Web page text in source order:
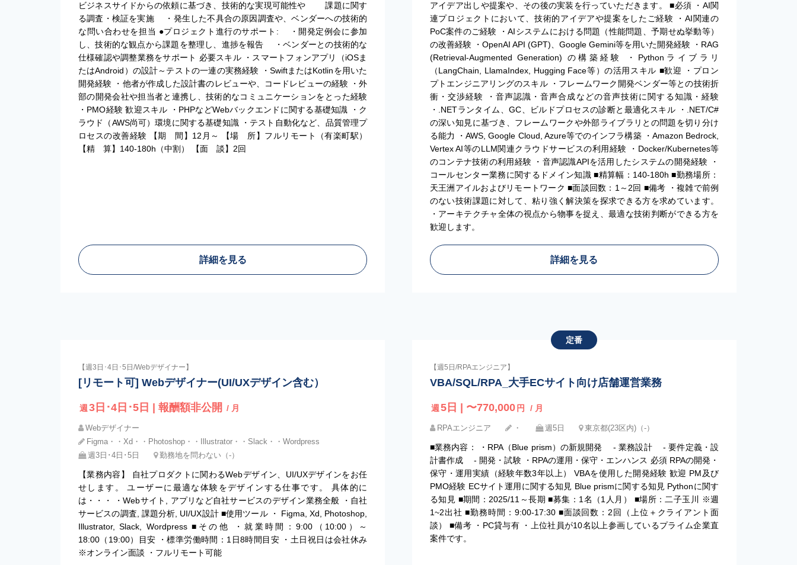
ビジネスサイドからの依頼に基づき、技術的な実現可能性や 課題に関す
る調査・検証を実施 ・発生した不具合の原因調査や、ベンダーへの技術的
な問い合わせを担当 ●プロジェクト進行のサポート: ・開発定例会に参加
し、技術的な観点から課題を整理し、進捗を報告 ・ベンダーとの技術的な
仕様確認や調整業務をサポート 必要スキル ・スマートフォンアプリ（iOSま
たはAndroid）の設計～テストの一連の実務経験 ・SwiftまたはKotlinを用いた
開発経験 ・他者が作成した設計書のレビューや、コードレビューの経験 ・外
部の開発会社や担当者と連携し、技術的なコミュニケーションをとった経験
・PMO経験 歓迎スキル ・PHPなどWebバックエンドに関する基礎知識 ・ク
ラウド（AWS尚可）環境に関する基礎知識 ・テスト自動化など、品質管理プ
ロセスの改善経験 【期 間】12月～ 【場 所】フルリモート（有楽町駅）
【精 算】140-180h（中割） 【面 談】2回
詳細を見る
アイデア出しや提案や、その後の実装を行っていただきます。 ■必須 ・AI関
連プロジェクトにおいて、技術的アイデアや提案をしたご経験 ・AI関連の
PoC案件のご経験 ・AIシステムにおける問題（性能問題、予期せぬ挙動等）
の改善経験 ・OpenAI API (GPT)、Google Gemini等を用いた開発経験 ・RAG
(Retrieval-Augmented Generation) の構築経験 ・Pythonライブラリ
（LangChain, LlamaIndex, Hugging Face等）の活用スキル ■歓迎 ・プロン
プトエンジニアリングのスキル ・フレームワーク開発ベンダー等との技術折
衝・交渉経験 ・音声認識・音声合成などの音声技術に関する知識・経験
・.NETランタイム、GC、ビルドプロセスの診断と最適化スキル ・.NET/C#
の深い知見に基づき、フレームワークや外部ライブラリとの問題を切り分け
る能力 ・AWS, Google Cloud, Azure等でのインフラ構築 ・Amazon Bedrock,
Vertex AI等のLLM関連クラウドサービスの利用経験 ・Docker/Kubernetes等
のコンテナ技術の利用経験 ・音声認識APIを活用したシステムの開発経験 ・
コールセンター業務に関するドメイン知識 ■精算幅：140-180h ■勤務場所：
天王洲アイルおよびリモートワーク ■面談回数：1～2回 ■備考 ・複雑で前例
のない技術課題に対して、粘り強く解決策を探求できる方を求めています。
・アーキテクチャ全体の視点から物事を捉え、最適な技術判断ができる方を
歓迎します。
詳細を見る
【週3日･4日･5日/Webデザイナー】
[リモート可] Webデザイナー(UI/UXデザイン含む）
週 3日･4日･5日 | 報酬額非公開 / 月
Webデザイナー
Figma・・Xd・・Photoshop・・Illustrator・・Slack・・Wordpress
週3日･4日･5日
勤務地を問わない（-）
【業務内容】 自社プロダクトに関わるWebデザイン、UI/UXデザインをお任
せします。 ユーザーに最適な体験をデザインする仕事です。 具体的に
は・・・ ・Webサイト, アプリなど自社サービスのデザイン業務全般 ・自社
サービスの調査, 課題分析, UI/UX設計 ■使用ツール ・ Figma, Xd, Photoshop,
Illustrator, Slack, Wordpress ■その他 ・就業時間：9:00（10:00）～
18:00（19:00）目安 ・標準労働時間：1日8時間目安 ・土日祝日は会社休み
※オンライン面談 ・フルリモート可能
定番
【週5日/RPAエンジニア】
VBA/SQL/RPA_大手ECサイト向け店舗運営業務
週 5日 | 〜770,000 円 / 月
RPAエンジニア ・ 週5日 東京都(23区内)（-）
■業務内容： ・RPA（Blue prism）の新規開発 - 業務設計 - 要件定義・設
計書作成 - 開発・試験 ・RPAの運用・保守・エンハンス 必須 RPAの開発・
保守・運用実績（経験年数3年以上） VBAを使用した開発経験 歓迎 PM及び
PMO経験 ECサイト運用に関する知見 Blue prismに関する知見 Pythonに関す
る知見 ■期間：2025/11～長期 ■募集：1名（1人月） ■場所：二子玉川 ※週
1~2出社 ■勤務時間：9:00-17:30 ■面談回数：2回（上位＋クライアント面
談） ■備考 ・PC貸与有 ・上位社員が10名以上参画しているプライム企業直
案件です。